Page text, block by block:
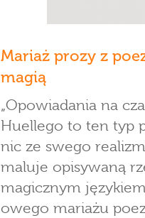
Mariaż prozy z
magią
„Opowiadania na
Huellego to ten typ
nic ze swego
maluje opisywaną
magicznym
owego mariażu